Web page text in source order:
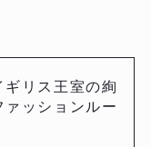
ギリス王室の絢
ッションルー